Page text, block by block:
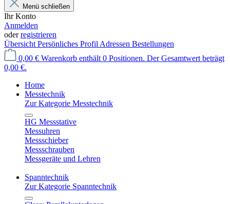
Menü schließen
Ihr Konto
Anmelden
oderregistrieren
Übersicht Persönliches Profil Adressen Bestellungen
0,00 € Warenkorb enthält 0 Positionen. Der Gesamtwert beträgt
0,00 €.
Home
Messtechnik
Zur Kategorie Messtechnik
HG Messstative
Messuhren
Messschieber
Messschrauben
Messgeräte und Lehren
Spanntechnik
Zur Kategorie Spanntechnik